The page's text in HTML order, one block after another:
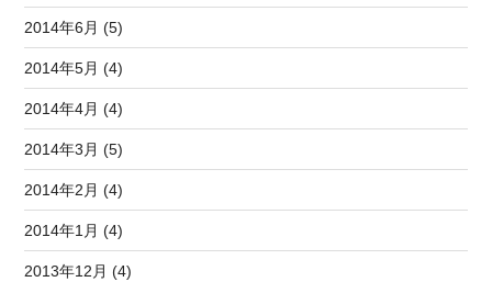
2014年6月 (5)
2014年5月 (4)
2014年4月 (4)
2014年3月 (5)
2014年2月 (4)
2014年1月 (4)
2013年12月 (4)